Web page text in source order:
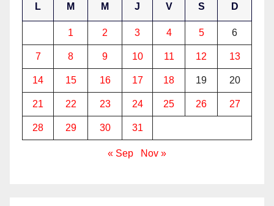
L M M J V S D
1 2 3 4 5 6
7 8 9 10 11 12 13
14 15 16 17 18 19 20
21 22 23 24 25 26 27
28 29 30 31
« Sep Nov »